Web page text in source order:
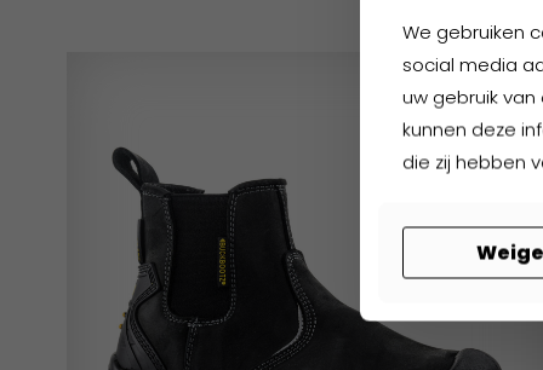
We gebruiken
social media
uw gebruik
kunnen deze
die zij hebben